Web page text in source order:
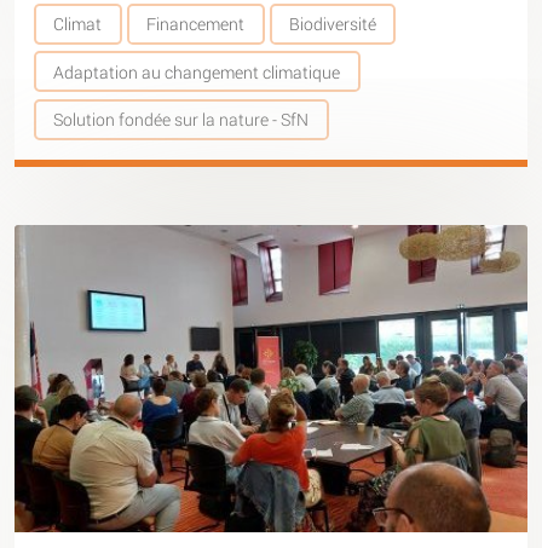
Climat Financement Biodiversité
Adaptation au changement climatique
Solution fondée sur la nature - SfN